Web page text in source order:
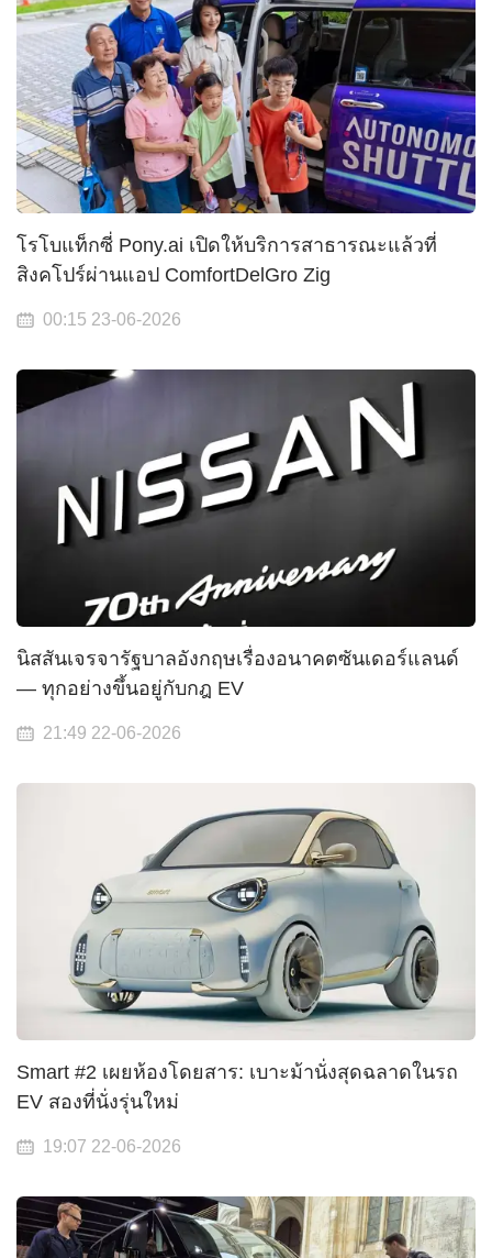
โรโบแท็กซี่ Pony.ai เปิดให้บริการสาธารณะแล้วที่
สิงคโปร์ผ่านแอป ComfortDelGro Zig
00:15 23-06-2026
นิสสันเจรจารัฐบาลอังกฤษเรื่องอนาคตซันเดอร์แลนด์
— ทุกอย่างขึ้นอยู่กับกฎ EV
21:49 22-06-2026
Smart #2 เผยห้องโดยสาร: เบาะม้านั่งสุดฉลาดในรถ
EV สองที่นั่งรุ่นใหม่
19:07 22-06-2026